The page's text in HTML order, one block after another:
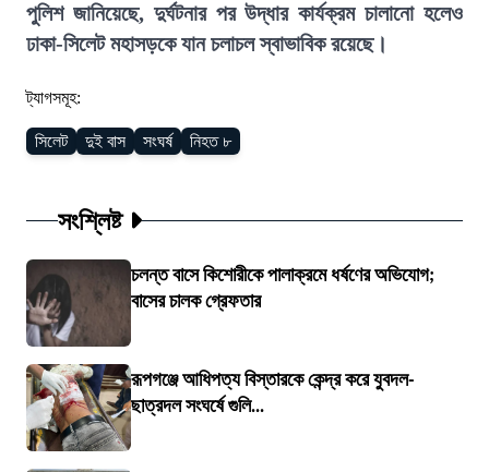
পুলিশ জানিয়েছে, দুর্ঘটনার পর উদ্ধার কার্যক্রম চালানো হলেও
ঢাকা-সিলেট মহাসড়কে যান চলাচল স্বাভাবিক রয়েছে।
ট্যাগসমূহ:
সিলেট দুই বাস সংঘর্ষ নিহত ৮
সংশ্লিষ্ট
চলন্ত বাসে কিশোরীকে পালাক্রমে ধর্ষণের অভিযোগ;
বাসের চালক গ্রেফতার
রূপগঞ্জে আধিপত্য বিস্তারকে কেন্দ্র করে যুবদল-
ছাত্রদল সংঘর্ষে গুলি...